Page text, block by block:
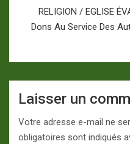
RELIGION / EGLISE
Dons Au Service Des
Laisser un
Votre adresse e-mail ne
obligatoires sont indiqués